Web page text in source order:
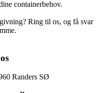
containerbehov.
Ring til os, og få svar
Randers SØ